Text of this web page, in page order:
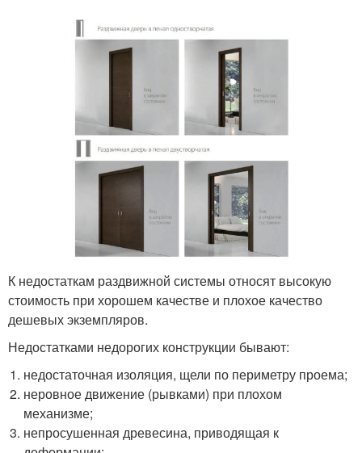
К недостаткам раздвижной системы относят высокую
стоимость при хорошем качестве и плохое качество
дешевых экземпляров.
Недостатками недорогих конструкции бывают:
недостаточная изоляция, щели по периметру проема;
неровное движение (рывками) при плохом
механизме;
непросушенная древесина, приводящая к